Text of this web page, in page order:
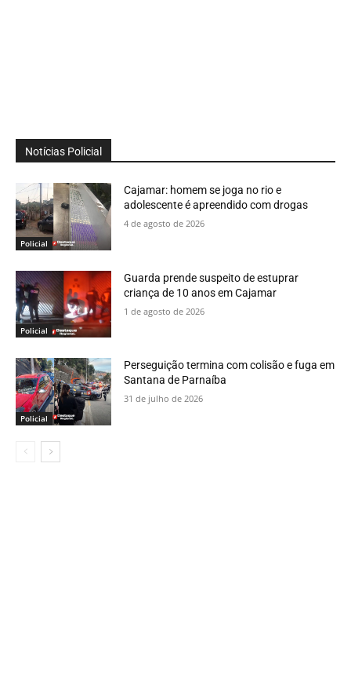
Notícias Policial
Policial
Cajamar: homem se joga no rio e
adolescente é apreendido com drogas
4 de agosto de 2026
Policial
Guarda prende suspeito de estuprar
criança de 10 anos em Cajamar
1 de agosto de 2026
Policial
Perseguição termina com colisão e fuga em
Santana de Parnaíba
31 de julho de 2026